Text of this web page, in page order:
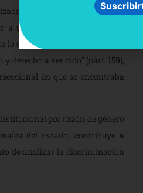
su adopción. La Corte IDH
su hijo “donde la respuesta
que era mejor para Mariano
a ser oído” (párr. 159),
en que se encontraba
por razón de género
del Estado, contribuye a
de analizar la discriminación